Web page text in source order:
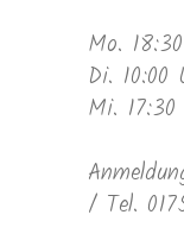
Mo.
Di. 10:00
Mi.
/ Tel.